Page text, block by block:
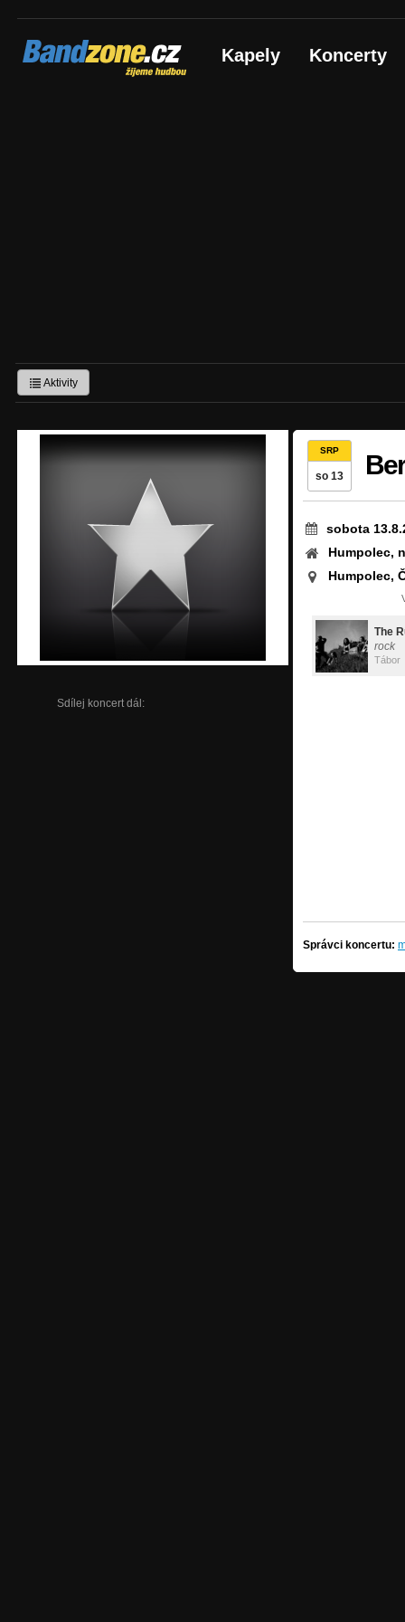
Bandzone.cz
žijeme hudbou Kapely Koncerty
Aktivity
Sdílej koncert dál:
SRP
so 13
sobota
Humpolec,
Humpolec,
The
rock
Tábor
Správci koncertu: